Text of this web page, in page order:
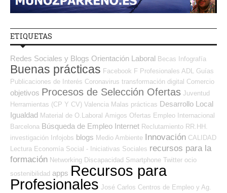
ETIQUETAS
Redes Sociales y Blogs Orientación Laboral Becas Infografía
Buenas prácticas Facebook F Profesionales ADL
Guías
Publicaciones de Interés Coronavirus transformación digital Comercio
objetivos Procesos de Selección Ofertas Juventud
Herramientas (CP Y CV) Valencia Malas prácticas Desarrollo Local
Igualdad Material de O.Laboral Amigos Ofertas Empleo Internacional
Barcelona Búsqueda de Empleo Internet Reclutamiento RR.HH.
investigación Infojobs blogs Medio Ambiente Innovación CALIDAD
Lectura Economía Social - Iniciativas Sociales recursos para la
formación Networking Discapacidad Smartphone Twitter ocio
sostenibilidad apps Recursos para
Profesionales José Carlos Centros de Empleo y Ag.